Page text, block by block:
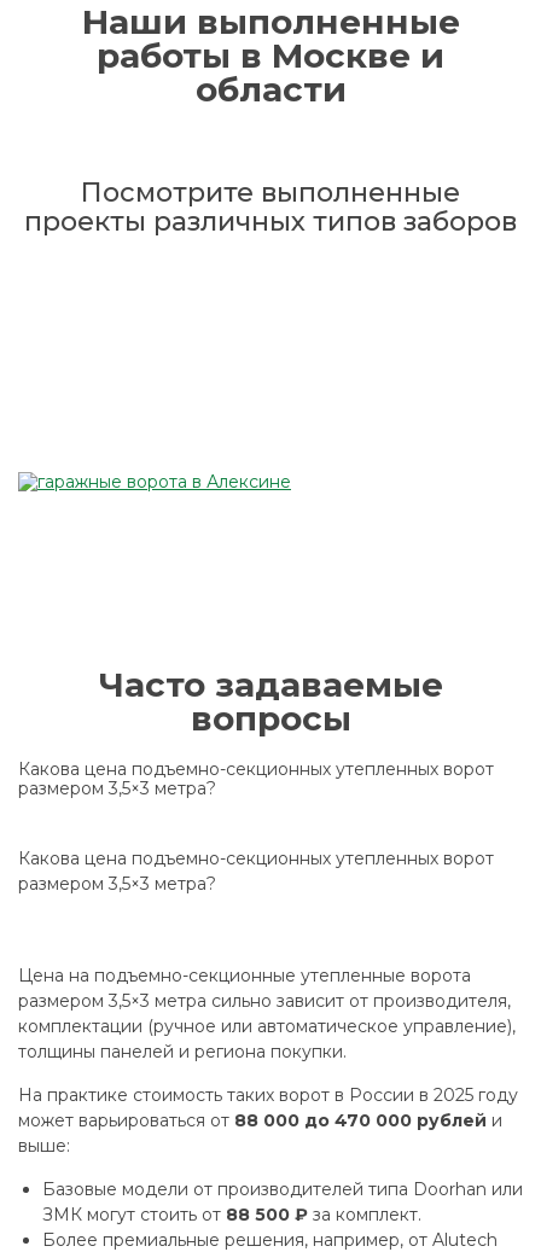
Наши выполненные
работы в Москве и
области
Посмотрите выполненные
проекты различных типов заборов
Часто задаваемые
вопросы
Какова цена подъемно-секционных утепленных ворот
размером 3,5×3 метра?
Какова цена подъемно-секционных утепленных ворот
размером 3,5×3 метра?
Цена на подъемно-секционные утепленные ворота
размером 3,5×3 метра сильно зависит от производителя,
комплектации (ручное или автоматическое управление),
толщины панелей и региона покупки.
На практике стоимость таких ворот в России в 2025 году
может варьироваться от 88 000 до 470 000 рублей и
выше:
Базовые модели от производителей типа Doorhan или
ЗМК могут стоить от 88 500 ₽ за комплект.
Более премиальные решения, например, от Alutech